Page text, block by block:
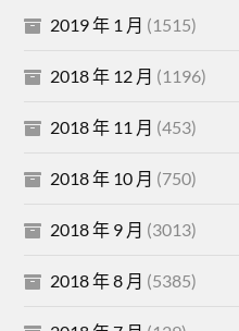
2019 年 1 月 (1515)
2018 年 12 月 (1196)
2018 年 11 月 (453)
2018 年 10 月 (750)
2018 年 9 月 (3013)
2018 年 8 月 (5385)